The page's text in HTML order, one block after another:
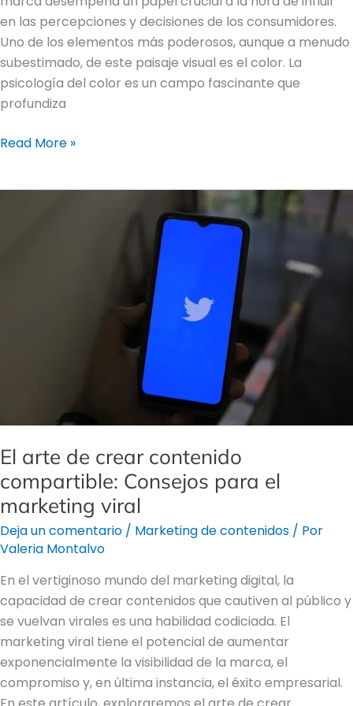
en las percepciones y decisiones de los consumidores.
Uno de los elementos más poderosos, aunque a menudo
subestimado, de este paisaje visual es el color. La
psicología del color es un campo fascinante que
profundiza
Read More »
El arte de crear contenido
compartible: Consejos para el
marketing viral
Deja un comentario / Marketing de contenidos / Por
Valeria Montalvo
En el vertiginoso mundo del marketing digital, la
capacidad de crear contenidos que cautiven al público y
se vuelvan virales es una habilidad codiciada. El
marketing viral tiene el potencial de aumentar
exponencialmente la visibilidad de la marca, el
compromiso y, en última instancia, el éxito empresarial.